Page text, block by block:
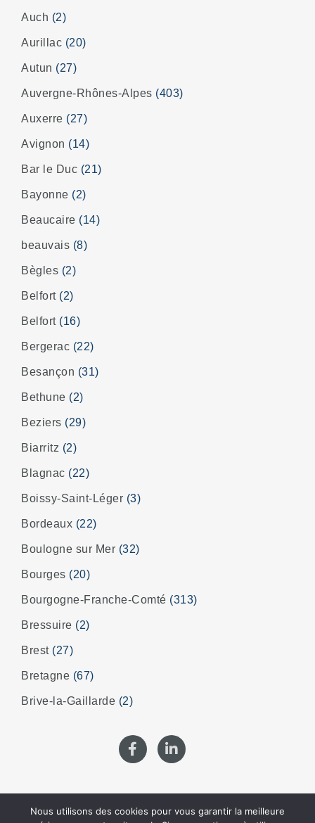
Auch (2)
Aurillac (20)
Autun (27)
Auvergne-Rhônes-Alpes (403)
Auxerre (27)
Avignon (14)
Bar le Duc (21)
Bayonne (2)
Beaucaire (14)
beauvais (8)
Bègles (2)
Belfort (2)
Belfort (16)
Bergerac (22)
Besançon (31)
Bethune (2)
Beziers (29)
Biarritz (2)
Blagnac (22)
Boissy-Saint-Léger (3)
Bordeaux (22)
Boulogne sur Mer (32)
Bourges (20)
Bourgogne-Franche-Comté (313)
Bressuire (2)
Brest (27)
Bretagne (67)
Brive-la-Gaillarde (2)
Nous utilisons des cookies pour vous garantir la meilleure